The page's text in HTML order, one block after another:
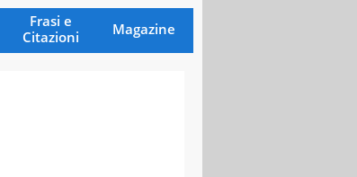
Frasi e
Citazioni
Magazine